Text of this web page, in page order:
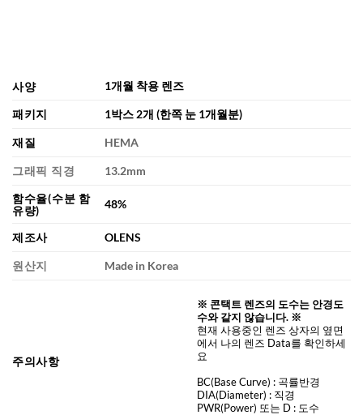
사양 1개월 착용 렌즈
패키지 1박스 2개 (한쪽 눈 1개월분)
재질 HEMA
그래픽 직경
13.2mm
함수율(수분 함
유량)
48%
제조사 OLENS
원산지 Made in Korea
주의사항
※ 콘택트 렌즈의 도수는 안경도
수와 같지 않습니다. ※
현재 사용중인 렌즈 상자의 옆면
에서 나의 렌즈 Data를 확인하세
요
BC(Base Curve) : 곡률반경
DIA(Diameter) : 직경
PWR(Power) 또는 D : 도수